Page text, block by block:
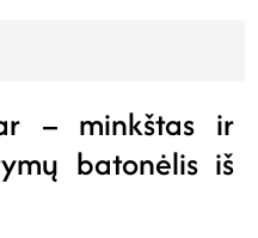
– minkštas ir
batonėlis iš